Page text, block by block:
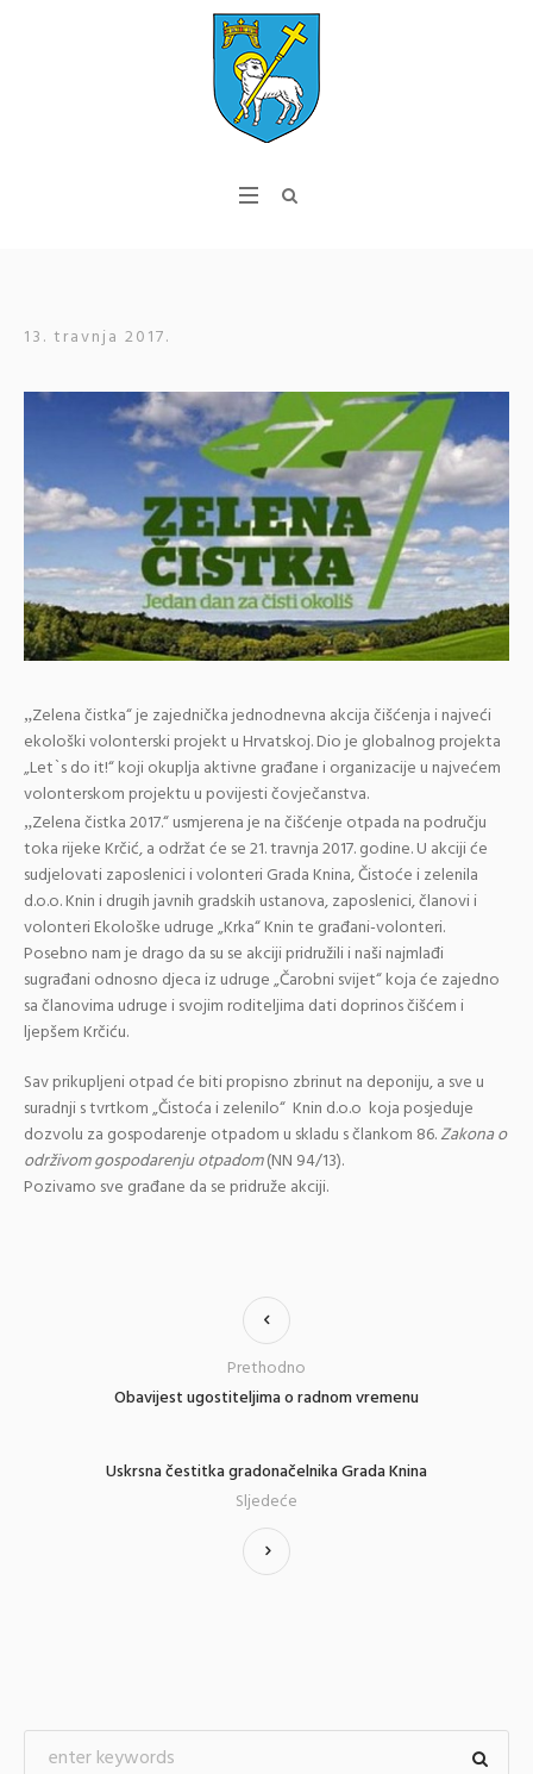
13. travnja 2017.
„Zelena čistka“ je zajednička jednodnevna akcija čišćenja i najveći
ekološki volonterski projekt u Hrvatskoj. Dio je globalnog projekta
„Let`s do it!“ koji okuplja aktivne građane i organizacije u najvećem
volonterskom projektu u povijesti čovječanstva.
„Zelena čistka 2017.“ usmjerena je na čišćenje otpada na području
toka rijeke Krčić, a održat će se 21. travnja 2017. godine. U akciji će
sudjelovati zaposlenici i volonteri Grada Knina, Čistoće i zelenila
d.o.o. Knin i drugih javnih gradskih ustanova, zaposlenici, članovi i
volonteri Ekološke udruge „Krka“ Knin te građani-volonteri.
Posebno nam je drago da su se akciji pridružili i naši najmlađi
sugrađani odnosno djeca iz udruge „Čarobni svijet“ koja će zajedno
sa članovima udruge i svojim roditeljima dati doprinos čišćem i
ljepšem Krčiću.
Sav prikupljeni otpad će biti propisno zbrinut na deponiju, a sve u
suradnji s tvrtkom „Čistoća i zelenilo“ Knin d.o.o koja posjeduje
dozvolu za gospodarenje otpadom u skladu s člankom 86.Zakona o
održivom gospodarenju otpadom(NN 94/13).
Pozivamo sve građane da se pridruže akciji.
Obavijest ugostiteljima o radnom vremenu
Prethodno
Uskrsna čestitka gradonačelnika Grada Knina
Sljedeće